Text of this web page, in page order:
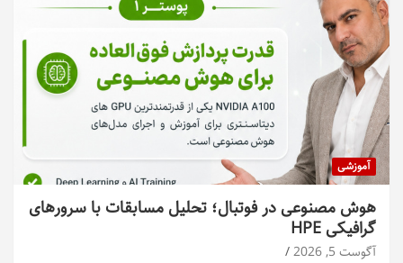
آموزشی
هوش مصنوعی در فوتبال؛ تحلیل مسابقات با سرورهای
گرافیکی HPE
آگوست 5, 2026